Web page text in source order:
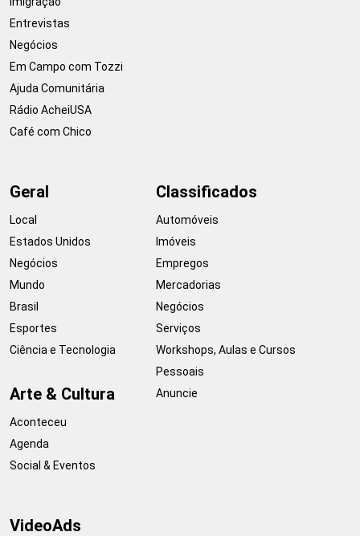
Entrevistas
Negócios
Em Campo com Tozzi
Ajuda Comunitária
Rádio AcheiUSA
Café com Chico
Geral
Local
Estados Unidos
Negócios
Mundo
Brasil
Esportes
Ciência e Tecnologia
Arte & Cultura
Aconteceu
Agenda
Social & Eventos
Classificados
Automóveis
Imóveis
Empregos
Mercadorias
Negócios
Serviços
Workshops, Aulas e Cursos
Pessoais
Anuncie
VideoAds